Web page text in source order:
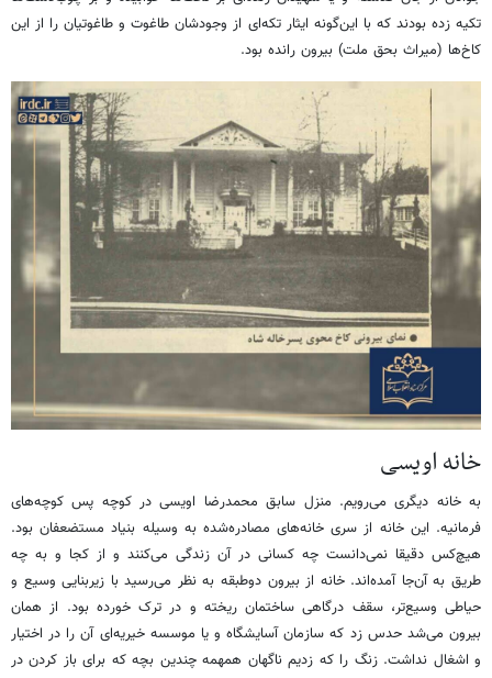
تکیه زده بودند که با این‌گونه ایثار تکه‌ای از وجودشان طاغوت و طاغوتیان را از این
کاخ‌ها (میراث بحق ملت) بیرون رانده بود.
خانه اویسی
به خانه دیگری می‌رویم. منزل سابق محمدرضا اویسی در کوچه پس کوچه‌های
فرمانیه. این خانه از سری خانه‌های مصادره‌شده به وسیله‌ بنیاد مستضعفان بود.
هیچ‌کس دقیقا نمی‌دانست چه کسانی در آن زندگی می‌کنند و از کجا و به چه
طریق به آن‌جا آمده‌اند. خانه از بیرون دوطبقه به نظر می‌رسید با زیربنایی وسیع و
حیاطی وسیع‌تر، سقف درگاهی ساختمان ریخته و در ترک خورده بود. از همان
بیرون می‌شد حدس زد که سازمان آسایشگاه و یا موسسه خیریه‌ای آن را در اختیار
و اشغال نداشت. زنگ را که زدیم ناگهان همهمه چندین بچه که برای باز کردن در